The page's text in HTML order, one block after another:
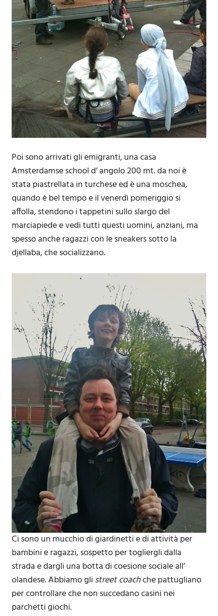
Poi sono arrivati gli emigranti, una casa
Amsterdamse school d’ angolo 200 mt. da noi è
stata piastrellata in turchese ed è una moschea,
quando è bel tempo e il venerdì pomeriggio si
affolla, stendono i tappetini sullo slargo del
marciapiede e vedi tutti questi uomini, anziani, ma
spesso anche ragazzi con le sneakers sotto la
djellaba, che socializzano.
Ci sono un mucchio di giardinetti e di attività per
bambini e ragazzi, sospetto per togliergli dalla
strada e dargli una botta di coesione sociale all’
olandese. Abbiamo gli street coachche pattugliano
per controllare che non succedano casini nei
parchetti giochi.